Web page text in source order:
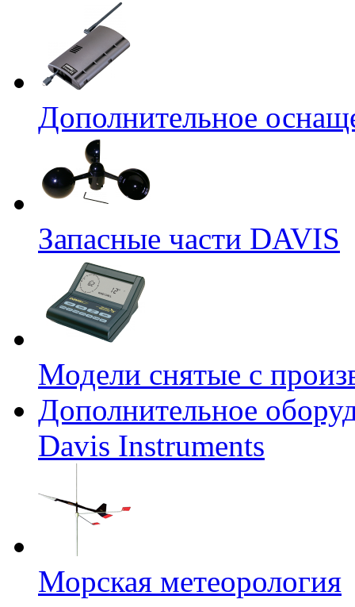
Дополнительное
Запасные части DAVIS
Модели снятые с
Дополнительное
Davis Instruments
Морская метеорология